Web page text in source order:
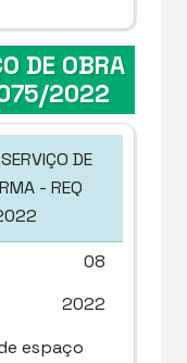
DE OBRA
2022
DE
- REQ
08
2022
espaço